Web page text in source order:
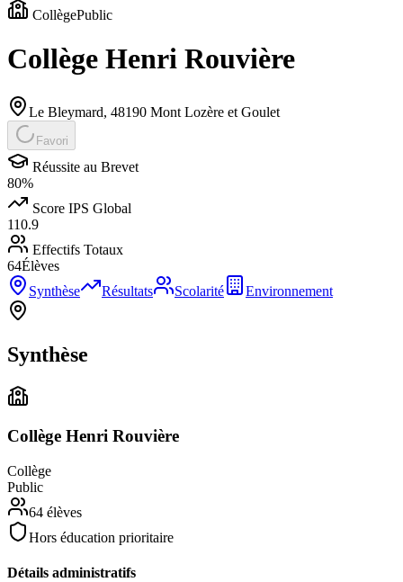
CollègePublic
Collège Henri Rouvière
Le Bleymard, 48190 Mont Lozère et Goulet
Favori
Réussite au Brevet
80%
Score IPS Global
110.9
Effectifs Totaux
64Élèves
Synthèse
Résultats Scolarité Environnement
Synthèse
Collège Henri Rouvière
Collège
Public
64 élèves
Hors éducation prioritaire
Détails administratifs